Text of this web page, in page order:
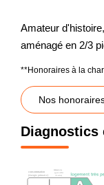
Amateur
aménagé en 2/3
**Honoraires à la
Nos
Diagnostics